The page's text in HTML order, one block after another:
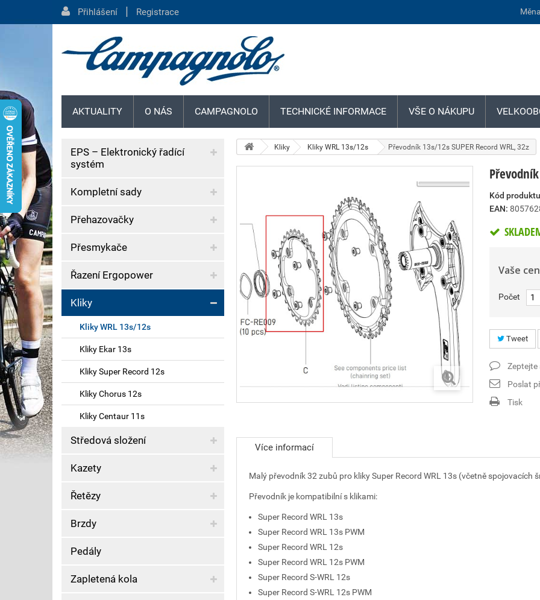
Kliky Kliky WRL 13s/12s Převodník 13s/12s SUPER Record WRL, 32z
Kód
EAN:
Vaše
Počet
Tweet
Zeptejte
Poslat
Tisk
Více informací
Malý převodník 32 zubů pro kliky Super Record WRL 13s (včetně spojovacích
Převodník je kompatibilní s klikami:
Super Record WRL 13s
Super Record WRL 13s PWM
Super Record WRL 12s
Super Record WRL 12s PWM
Super Record S-WRL 12s
Super Record S-WRL 12s PWM
EPS – Elektronický řadící
systém
Kompletní sady
Přehazovačky
Přesmykače
Řazení Ergopower
Kliky
Kliky WRL 13s/12s
Kliky Ekar 13s
Kliky Super Record 12s
Kliky Chorus 12s
Kliky Centaur 11s
Středová složení
Kazety
Řetězy
Brzdy
Pedály
Zapletená kola
Přihlášení | Registrace
AKTUALITY O NÁS CAMPAGNOLO TECHNICKÉ INFORMACE VŠE O NÁKUPU